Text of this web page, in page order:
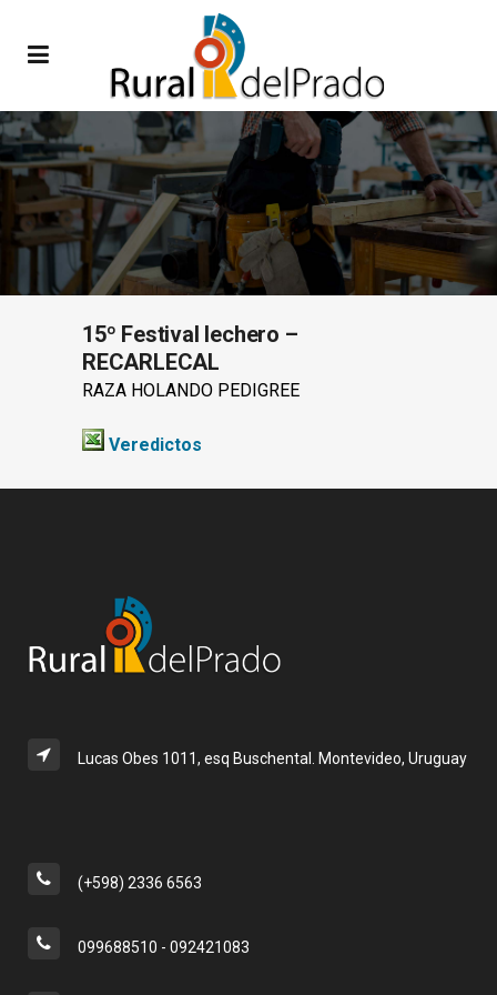
15º Festival lechero –
RECARLECAL
RAZA HOLANDO PEDIGREE
Veredictos
Lucas Obes 1011, esq Buschental. Montevideo, Uruguay
(+598) 2336 6563
099688510 - 092421083